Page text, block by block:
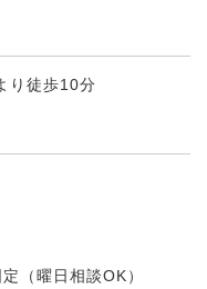
り徒歩10分
（曜日相談OK）